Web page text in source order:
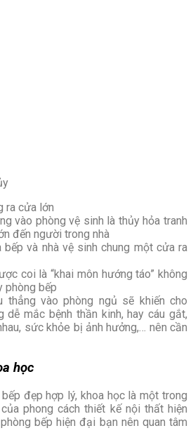
ra cửa lớn
vào phòng vệ sinh là thủy hỏa tranh
đến người trong nhà
bếp và nhà vệ sinh chung một cửa ra
coi là “khai môn hướng táo” không
phòng bếp
thẳng vào phòng ngủ sẽ khiến cho
dễ mắc bệnh thần kinh, hay cáu gắt,
sức khỏe bị ảnh hưởng,… nên cần
học
đẹp hợp lý, khoa học là một trong
phong cách thiết kế nội thất hiện
bếp hiện đại bạn nên quan tâm